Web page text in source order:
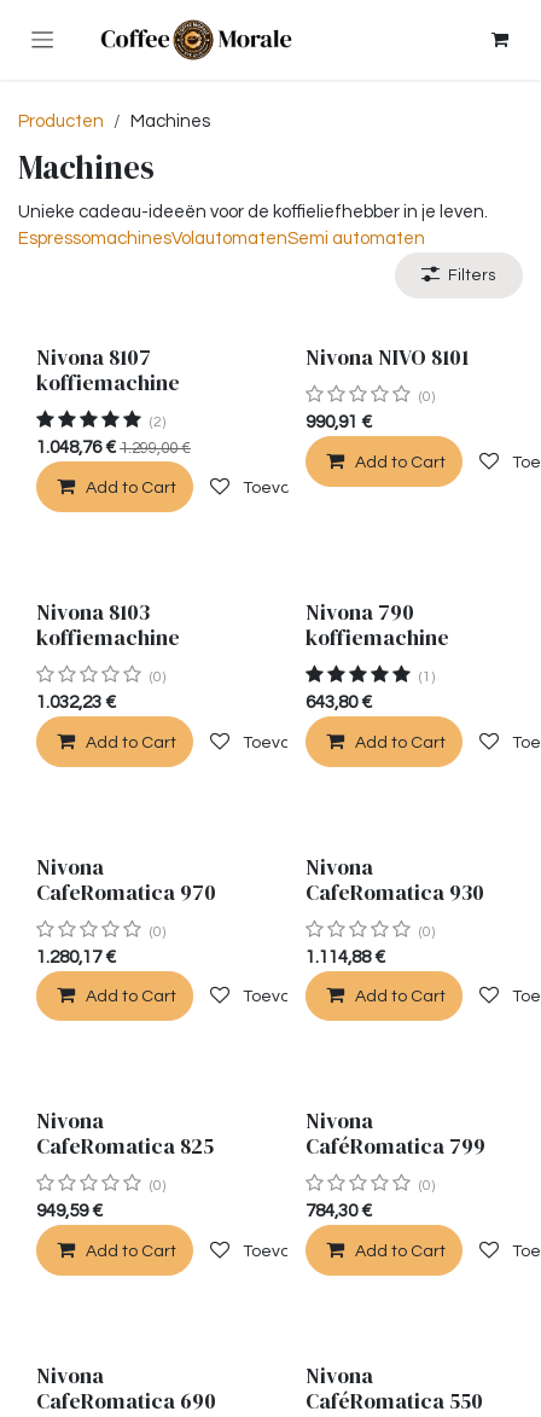
Producten Machines
Machines
Unieke cadeau-ideeën voor de koffieliefhebber in je leven.
EspressomachinesVolautomatenSemi automaten
Filters
Nivona 8107
koffiemachine
(2)
1.048,76€ 1.299,00€
Add to Cart Toevoegen aan verlanglijst
Nivona NIVO 8101
(0)
990,91 €
Add to Cart
Nivona 8103
koffiemachine
(0)
1.032,23 €
Add to Cart Toevoegen aan verlanglijst
Nivona 790
koffiemachine
(1)
643,80€
Add to Cart
Nivona
CafeRomatica 970
(0)
1.280,17€
Add to Cart Toevoegen aan verlanglijst
Nivona
CafeRomatica 930
(0)
1.114,88€
Add to Cart
Nivona
CafeRomatica 825
(0)
949,59€
Add to Cart Toevoegen aan verlanglijst
Nivona
CaféRomatica 799
(0)
784,30€
Add to Cart
Nivona
CafeRomatica 690
Nivona
CaféRomatica 550